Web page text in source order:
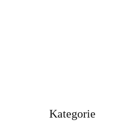
Kategorie